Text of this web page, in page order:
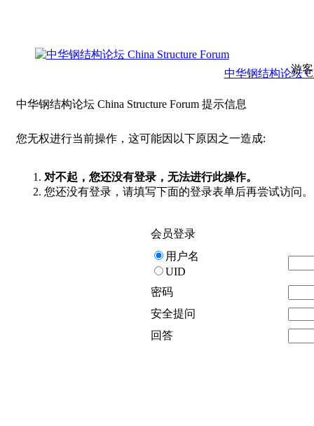
游
中华钢结构论坛
中华钢结构论坛 China Structure Forum 提示信息
您无权进行当前操作，这可能因以下原因之一造成:
对不起，您还没有登录，无法进行此操作。
您还没有登录，请填写下面的登录表单后再尝试访问。
会员登录
用户名
UID
密码
安全提问
回答